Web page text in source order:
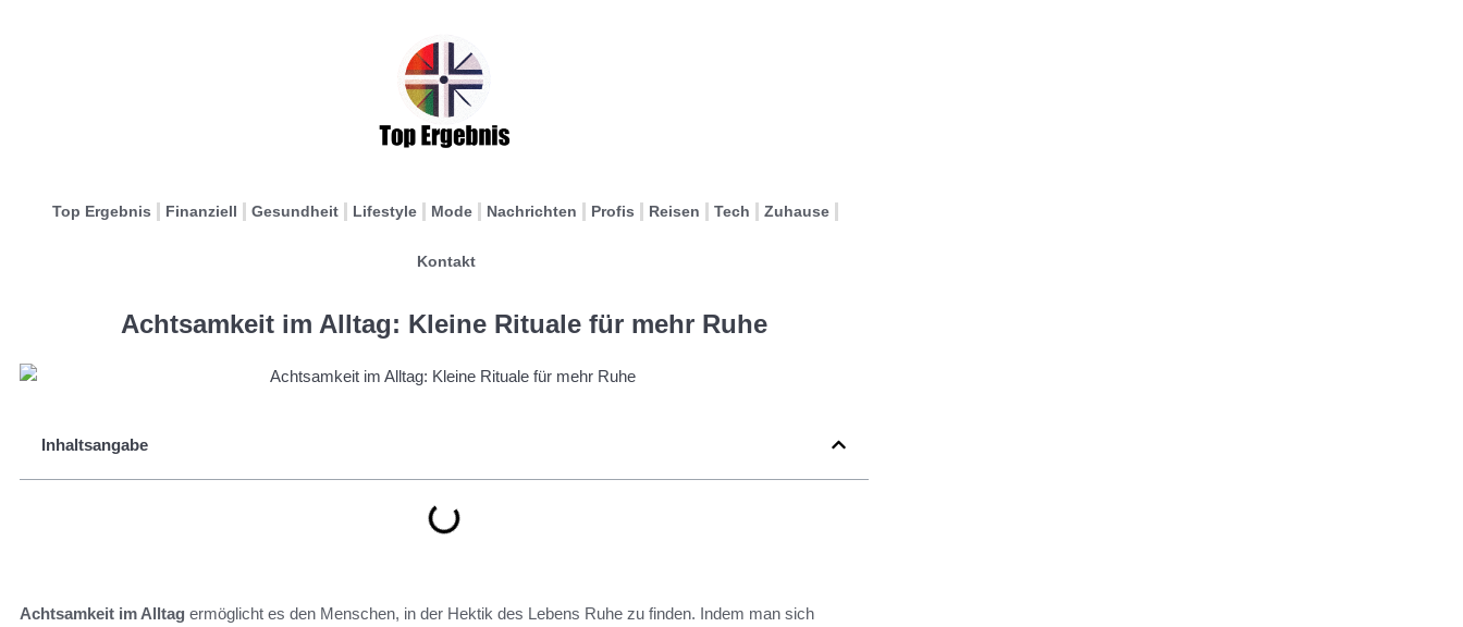
Top Ergebnis Finanziell Gesundheit Lifestyle Mode Nachrichten Profis Reisen Tech Zuhause
Kontakt
Achtsamkeit im Alltag: Kleine Rituale für mehr Ruhe
Inhaltsangabe
Achtsamkeit im Alltag ermöglicht es den Menschen, in der Hektik des Lebens Ruhe zu finden. Indem man sich